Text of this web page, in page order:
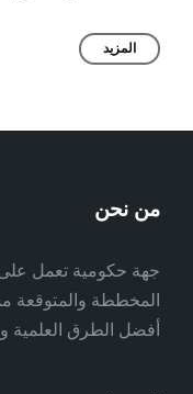
المزيد
من نحن
جهة حكومية تعمل على
المخططة والمتوقعة
أفضل الطرق العلمية